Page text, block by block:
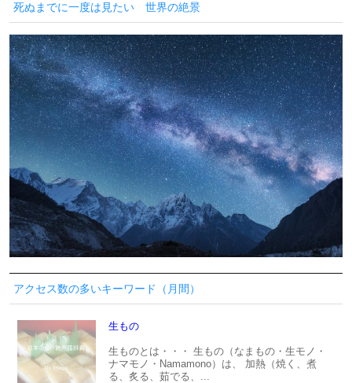
死ぬまでに一度は見たい 世界の絶景
アクセス数の多いキーワード（月間）
生もの
生ものとは・・・ 生もの（なまもの・生モノ・
ナマモノ・Namamono）は、 加熱（焼く、煮
る、炙る、茹でる、...